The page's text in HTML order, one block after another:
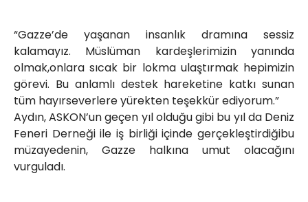
“Gazze’de yaşanan insanlık dramına sessiz
kalamayız. Müslüman kardeşlerimizin yanında
olmak,onlara sıcak bir lokma ulaştırmak hepimizin
görevi. Bu anlamlı destek hareketine katkı sunan
tüm hayırseverlere yürekten teşekkür ediyorum.”
Aydın, ASKON’un geçen yıl olduğu gibi bu yıl da Deniz
Feneri Derneği ile iş birliği içinde gerçekleştirdiğibu
müzayedenin, Gazze halkına umut olacağını
vurguladı.